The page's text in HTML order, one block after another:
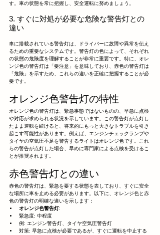
す。車の状態を常に把握し、安全運転に努めましょう。
3. すぐに対処が必要な危険な警告灯との
違い
車に搭載されている警告灯は、ドライバーに故障や異常を伝え
るための重要なシステムです。警告灯の色によって、それぞれ
の状態の危険度を理解することが非常に重要です。特に、オレ
ンジ色の警告灯は「要注意」を意味しており、赤色の警告灯は
「危険」を示すため、これらの違いを正確に把握することが必
要です。
オレンジ色警告灯の特性
オレンジ色の警告灯は、緊急事態ではないものの、早急に点検
や対応が求められる状況を示しています。この警告灯が点灯し
たまま運転を続けると、将来的にもっと大きなトラブルを引き
起こす可能性があります。例えば、エンジンチェックランプや
タイヤの空気圧不足を警告するライトはオレンジ色です。これ
らの警告が点灯した場合、早めに専門家による点検を受けるこ
とが推奨されます。
赤色警告灯との違い
赤色の警告灯は、緊急を要する状態を表しており、すぐに安全
な場所に車を止める必要があります。以下に、オレンジ色と赤
色の警告灯の明確な違いを示します：
オレンジ色警告灯:
緊急度: 中程度
例: エンジン警告灯、タイヤ空気圧警告灯
対策: 早急に点検が必要であるが、すぐに運転を中止する